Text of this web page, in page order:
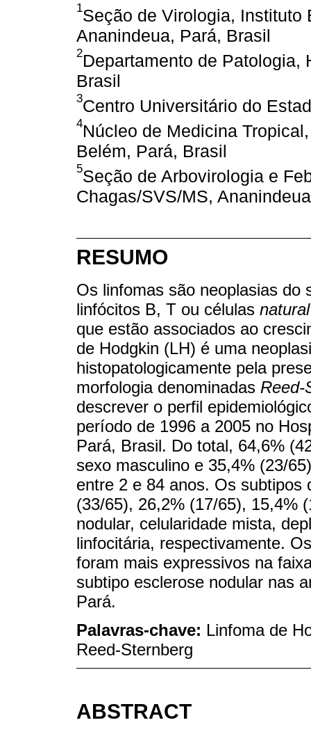
1Seção de Virologia, Instituto
Ananindeua, Pará, Brasil
2Departamento de Patologia,
Brasil
3Centro Universitário do
4Núcleo de Medicina
Belém, Pará, Brasil
5Seção de Arbovirologia e
Chagas/SVS/MS,
RESUMO
Os linfomas são neoplasias do
linfócitos B, T ou células
que estão associados ao
de Hodgkin (LH) é uma
histopatologicamente pela
morfologia denominadas Reed-
descrever o perfil
período de 1996 a 2005 no
Pará, Brasil. Do total, 64,6%
sexo masculino e 35,4% (23/
entre 2 e 84 anos. Os subtipos
(33/65), 26,2% (17/65), 15,4%
nodular, celularidade mista,
linfocitária, respectivamente.
foram mais expressivos na
subtipo esclerose nodular nas
Pará.
Palavras-chave: Linfoma de
Reed-Sternberg
ABSTRACT